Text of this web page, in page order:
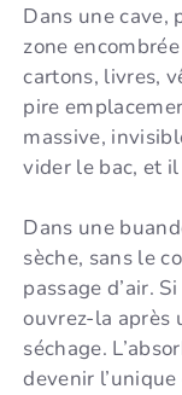
Dans une cave,
zone
cartons, livres,
pire
massive,
vider le bac, et
Dans une
sèche, sans le
passage d’air.
ouvrez-la après
séchage.
devenir